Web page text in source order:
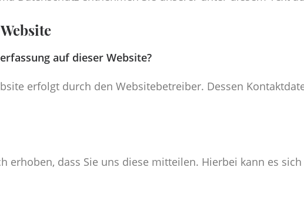
auf dieser Website?
erfolgt durch den Websitebetreiber. Dessen
erhoben, dass Sie uns diese mitteilen. Hierbei kann es